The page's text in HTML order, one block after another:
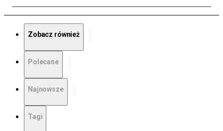
Zobacz również
Polecane
Najnowsze
Tagi